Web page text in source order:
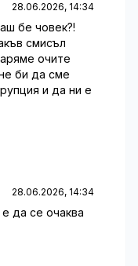
28.06.2026, 14:34
бе човек?!
смисъл
очите
би да сме
и да ни е
28.06.2026, 14:34
да се очаква